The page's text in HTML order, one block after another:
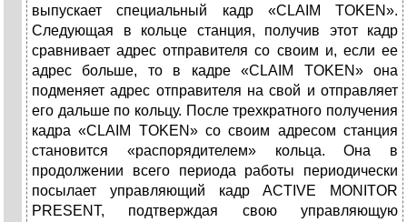
выпускает специальный кадр «CLAIM TOKEN».
Следующая в кольце станция, получив этот кадр
сравнивает адрес отправителя со своим и, если ее
адрес больше, то в кадре «CLAIM TOKEN» она
подменяет адрес отправителя на свой и отправляет
его дальше по кольцу. После трехкратного получения
кадра «CLAIM TOKEN» со своим адресом станция
становится «распорядителем» кольца. Она в
продолжении всего периода работы периодически
посылает управляющий кадр ACTIVE MONITOR
PRESENT, подтверждая свою управляющую